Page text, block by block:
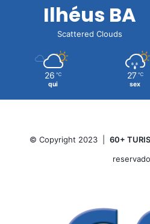
Ilhéus BA
Scattered Clouds
26 ℃
qui
27 ℃
sex
© Copyright 2023 | 60+